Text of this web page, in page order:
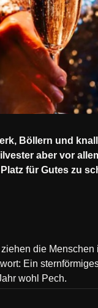
Böllern und
aber vor
für Gutes zu
die
Ein
wohl Pech.